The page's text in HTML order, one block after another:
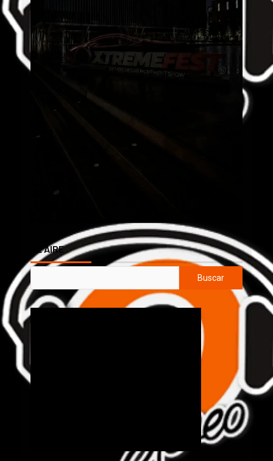
AL AIRE
Buscar